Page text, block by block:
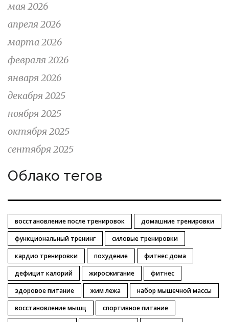
мая 2026
апреля 2026
марта 2026
февраля 2026
января 2026
декабря 2025
ноября 2025
октября 2025
сентября 2025
Облако тегов
восстановление после тренировок
домашние тренировки
функциональный тренинг
силовые тренировки
кардио тренировки
похудение
фитнес дома
дефицит калорий
жиросжигание
фитнес
здоровое питание
жим лежа
набор мышечной массы
восстановление мышц
спортивное питание